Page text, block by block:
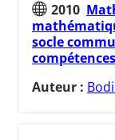
2010
socle
Auteur :